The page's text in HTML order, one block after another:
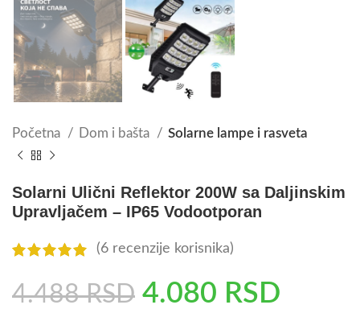
Početna Dom i bašta Solarne lampe i rasveta
Solarni Ulični Reflektor 200W sa Daljinskim
Upravljačem – IP65 Vodootporan
(6 recenzije korisnika)
4.488RSD 4.080 RSD